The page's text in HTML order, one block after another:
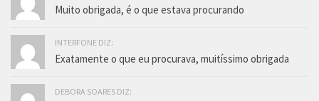
Muito obrigada, é o que estava procurando
INTERFONE DIZ:
Exatamente o que eu procurava, muitíssimo obrigada
DEBORA SOARES DIZ: